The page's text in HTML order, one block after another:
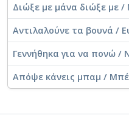
Διώξε με μάνα διώξε με /
Αντιλαλούνε τα βουνά /
Γεννήθηκα για να πονώ /
Απόψε κάνεις μπαμ /